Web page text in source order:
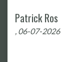
, 19-06-2026